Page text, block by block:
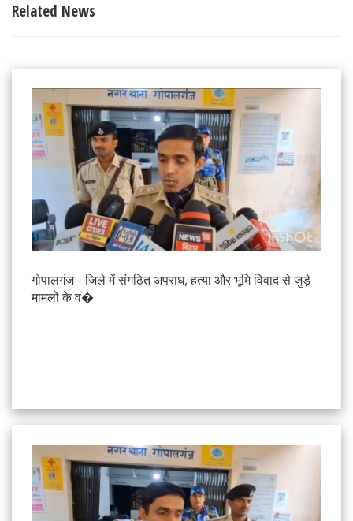
Related News
गोपालगंज - जिले में संगठित अपराध, हत्या और भूमि विवाद से जुड़े
मामलों के व�